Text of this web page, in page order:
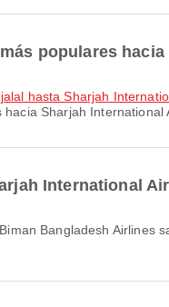
populares
hasta Sharjah
Sharjah
International